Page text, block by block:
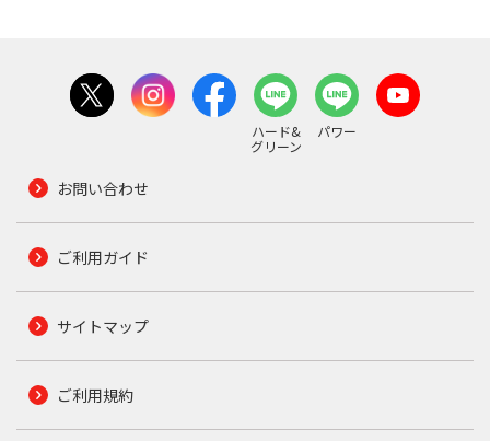
ハード&
グリーン
パワー
お問い合わせ
ご利用ガイド
サイトマップ
ご利用規約